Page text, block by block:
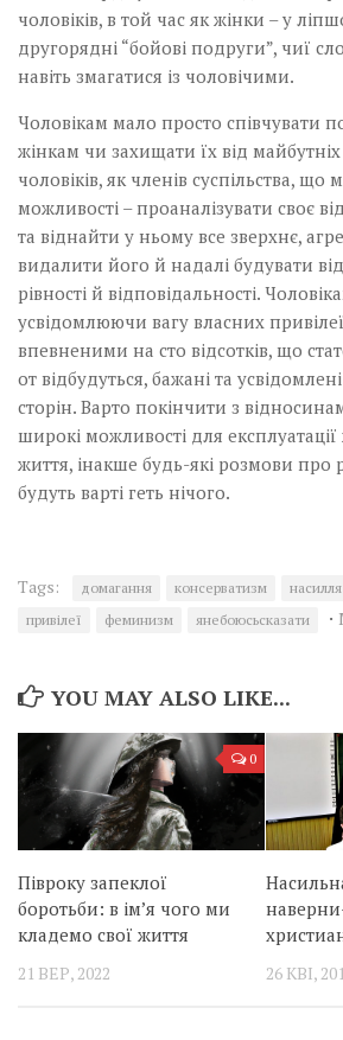
чоловіків, в той час як жінки – у
другорядні “бойові подруги”, чиї
навіть змагатися із чоловічими.
Чоловікам мало просто співчувати
жінкам чи захищати їх від
чоловіків, як членів суспільства, що
можливості – проаналізувати своє
та віднайти у ньому все зверхнє,
видалити його й надалі будувати
рівності й відповідальності.
усвідомлюючи вагу власних
впевненими на сто відсотків, що
от відбудуться, бажані та
сторін. Варто покінчити з
широкі можливості для експлуатації
життя, інакше будь-які розмови про
будуть варті геть нічого.
Tags: домагання консерватизм насилля
привілеї
феминизм янебоюсьсказати ·
YOU MAY ALSO LIKE...
0
Півроку запеклої
боротьби: в ім’я чого ми
кладемо свої життя
21 ВЕР, 2022 26 КВІ,